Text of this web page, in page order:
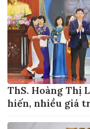
ThS. Hoàng Thị
hiến, nhiều giá